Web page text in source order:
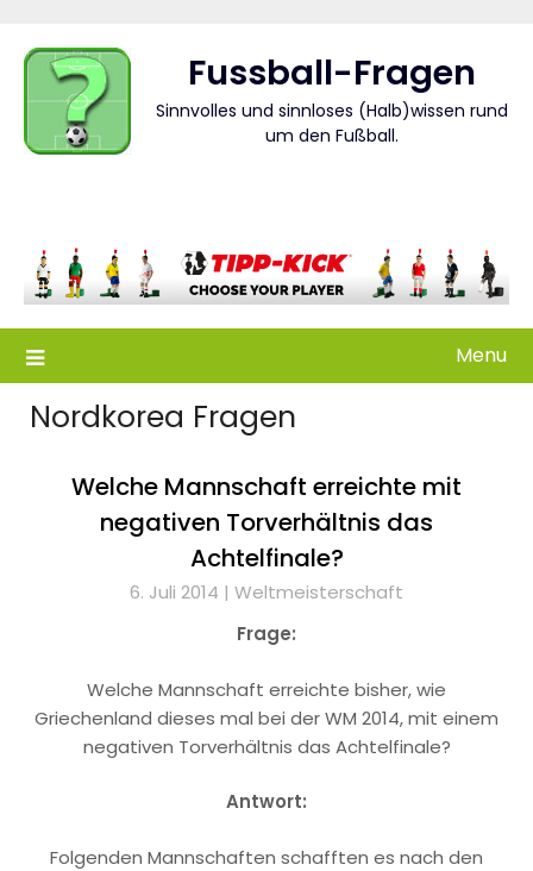
content
Fussball-Fragen
Sinnvolles und sinnloses (Halb)wissen rund
um den Fußball.
Menu
Nordkorea Fragen
Welche Mannschaft erreichte mit
negativen Torverhältnis das
Achtelfinale?
6. Juli 2014 | Weltmeisterschaft
Frage:
Welche Mannschaft erreichte bisher, wie
Griechenland dieses mal bei der WM 2014, mit einem
negativen Torverhältnis das Achtelfinale?
Antwort:
Folgenden Mannschaften schafften es nach den